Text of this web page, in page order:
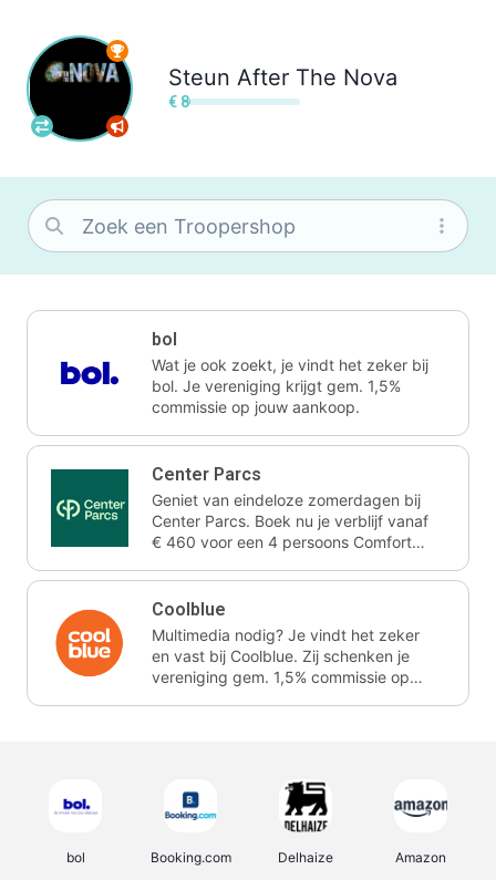
Steun After The Nova
€ 8
bol
Wat je ook zoekt, je vindt het zeker bij
bol. Je vereniging krijgt gem. 1,5%
commissie op jouw aankoop.
Center Parcs
Geniet van eindeloze zomerdagen bij
Center Parcs. Boek nu je verblijf vanaf
€ 460 voor een 4 persoons Comfort
je vereniging gem. 2,4% commissie.
Coolblue
Multimedia nodig? Je vindt het zeker
en vast bij Coolblue. Zij schenken je
vereniging gem. 1,5% commissie op
bol Booking.com Delhaize Amazon